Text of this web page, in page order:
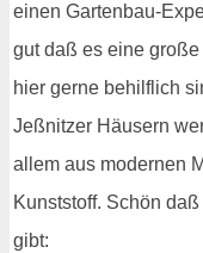
einen Gartenbau-
gut daß es eine
hier gerne behilflich
Jeßnitzer Häusern
allem aus modernen
Kunststoff. Schön
gibt: